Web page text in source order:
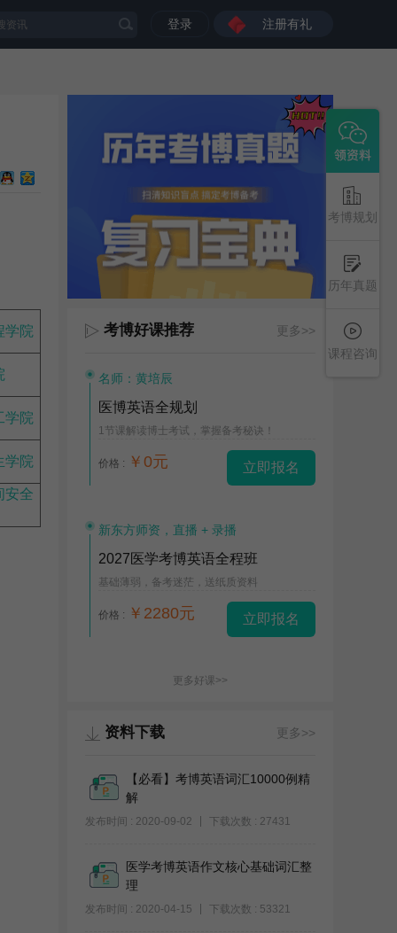
登录 注册有礼
学院
学院
学院
安全
考博规划
历年真题
课程咨询
考博好课推荐 更多>>
名师：黄培辰
医博英语全规划
1节课解读博士考试，掌握备考秘诀！
价格 : ￥0元 立即报名
新东方师资，直播 + 录播
2027医学考博英语全程班
基础薄弱，备考迷茫，送纸质资料
价格 : ￥2280元 立即报名
更多好课>>
资料下载 更多>>
【必看】考博英语词汇10000例精
解
发布时间 : 2020-09-02 下载次数 : 27431
医学考博英语作文核心基础词汇整
理
发布时间 : 2020-04-15 下载次数 : 53321